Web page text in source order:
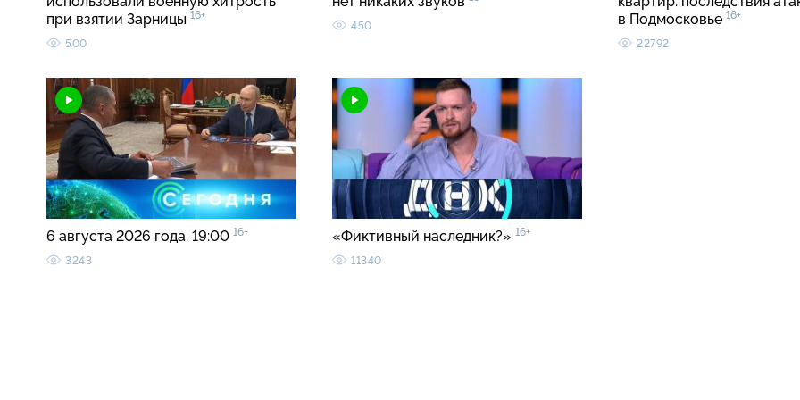
при взятии Зарницы 16+
500
450
в Подмосковье 16+
22792
6 августа 2026 года. 19:00 16+
3243
«Фиктивный наследник?» 16+
11340